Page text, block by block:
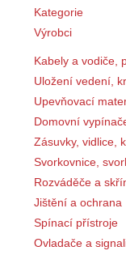
Kategorie
Výrobci
Kabely a vodiče,
Uložení vedení,
Upevňovací
Domovní
Zásuvky, vidlice,
Svorkovnice,
Rozváděče a
Jištění a ochrana
Spínací přístroje
Ovladače a